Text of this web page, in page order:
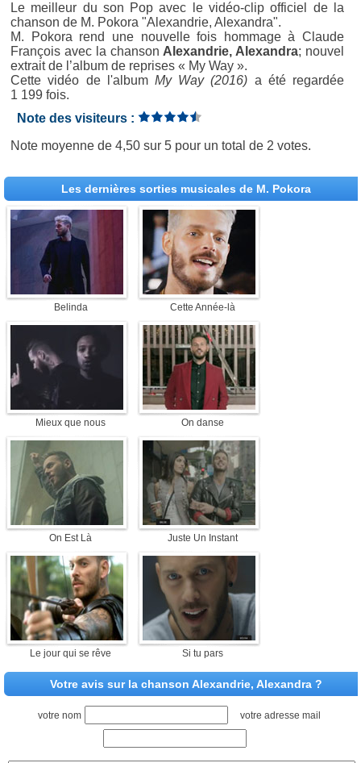
Le meilleur du son Pop avec le vidéo-clip officiel de la
chanson de M. Pokora "Alexandrie, Alexandra".
M. Pokora rend une nouvelle fois hommage à Claude
François avec la chanson Alexandrie, Alexandra; nouvel
extrait de l’album de reprises « My Way ».
Cette vidéo de l'album My Way (2016) a été regardée
1 199 fois.
Note des visiteurs :
Note moyenne de4,50 sur5 pour un total de 2 votes.
Les dernières sorties musicales de M. Pokora
Belinda Cette Année-là
Mieux que nous On danse
On Est Là Juste Un Instant
Le jour qui se rêve Si tu pars
Votre avis sur la chanson Alexandrie, Alexandra ?
votre nom votre adresse mail